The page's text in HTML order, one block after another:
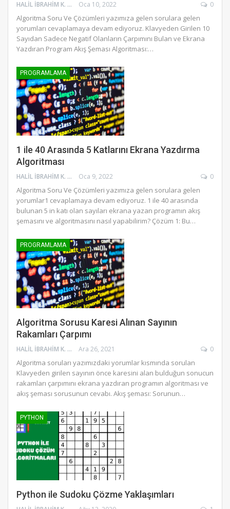
HALIL İBRAHIM K. Oca 10, 2022 0
Algoritma Soru Ve Çözümleri yazımıza gelen sorulara gelen
yorumları cevaplamaya devam ediyoruz. Klavyeden Girilen 10
Sayıdan Sadece Negatif Olanların Çarpımını Bulan ve Ekrana
Yazdıran Program Akış Şeması Algoritması:…
PROGRAMLAMA
1 ile 40 Arasında 5 Katlarını Ekrana Yazdırma
Algoritması
HALIL İBRAHIM K. Oca 9, 2022 0
Algoritma Soru Ve Çözümleri yazımıza gelen sorulara gelen
yorumlar1 cevaplamaya devam ediyoruz. 1 ile 40 arasında
bulunan 5 in katı olan sayıları ekrana yazan programın akış
şemasını ve algoritmasını nasıl yapabilirim? Çözüm 1: Bu…
PROGRAMLAMA
Algoritma Sorusu Karesi Alınan Sayının
Rakamları Çarpımı
HALIL İBRAHIM K. Ara 26, 2021 0
Algoritma soruları yazımızdaki yorumlar kısmında sorulan
Klavyeden girilen sayının önce karesini alan bulduğun sonucun
rakamları çarpımını ekrana yazdıran programın algoritması ve
akış şeması sorusunun cevabı. Akış şeması: Sorunun…
PYTHON
Python ile Sudoku Çözme Yaklaşımları